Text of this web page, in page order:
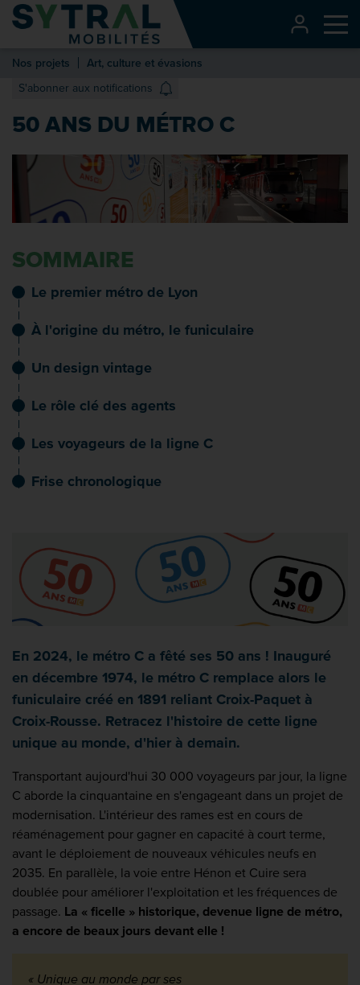
Contenu
Entête de page
Pied de page
Nos projets
Art, culture et évasions
S'abonner aux notifications
50 ANS DU MÉTRO C
SOMMAIRE
Le premier métro de Lyon
À l'origine du métro, le funiculaire
Un design vintage
Le rôle clé des agents
Les voyageurs de la ligne C
Frise chronologique
En 2024, le métro C a fêté ses 50 ans ! Inauguré
en décembre 1974, le métro C remplace alors le
funiculaire créé en 1891 reliant Croix-Paquet à
Croix-Rousse. Retracez l'histoire de cette ligne
unique au monde, d'hier à demain.
Transportant aujourd'hui 30 000 voyageurs par jour, la ligne
C aborde la cinquantaine en s'engageant dans un projet de
modernisation. L'intérieur des rames est en cours de
réaménagement pour gagner en capacité à court terme,
avant le déploiement de nouveaux véhicules neufs en
2035. En parallèle, la voie entre Hénon et Cuire sera
doublée pour améliorer l'exploitation et les fréquences de
passage. La « ficelle » historique, devenue ligne de métro,
a encore de beaux jours devant elle !
« Unique au monde par ses